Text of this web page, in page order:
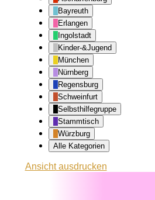
Bayreuth
Erlangen
Ingolstadt
Kinder-&Jugend
München
Nürnberg
Regensburg
Schweinfurt
Selbsthilfegruppe
Stammtisch
Würzburg
Alle Kategorien
Ansichtausdrucken